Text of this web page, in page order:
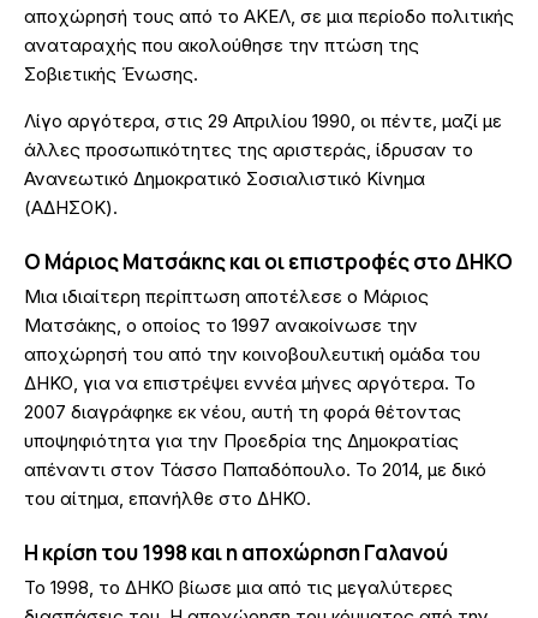
αποχώρησή τους από το ΑΚΕΛ, σε μια περίοδο πολιτικής
αναταραχής που ακολούθησε την πτώση της
Σοβιετικής Ένωσης.
Λίγο αργότερα, στις 29 Απριλίου 1990, οι πέντε, μαζί με
άλλες προσωπικότητες της αριστεράς, ίδρυσαν το
Ανανεωτικό Δημοκρατικό Σοσιαλιστικό Κίνημα
(ΑΔΗΣΟΚ).
Ο Μάριος Ματσάκης και οι επιστροφές στο ΔΗΚΟ
Μια ιδιαίτερη περίπτωση αποτέλεσε ο Μάριος
Ματσάκης, ο οποίος το 1997 ανακοίνωσε την
αποχώρησή του από την κοινοβουλευτική ομάδα του
ΔΗΚΟ, για να επιστρέψει εννέα μήνες αργότερα. Το
2007 διαγράφηκε εκ νέου, αυτή τη φορά θέτοντας
υποψηφιότητα για την Προεδρία της Δημοκρατίας
απέναντι στον Τάσσο Παπαδόπουλο. Το 2014, με δικό
του αίτημα, επανήλθε στο ΔΗΚΟ.
Η κρίση του 1998 και η αποχώρηση Γαλανού
Το 1998, το ΔΗΚΟ βίωσε μια από τις μεγαλύτερες